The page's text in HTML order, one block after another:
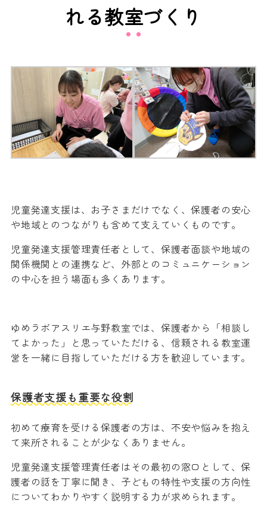
れる教室づくり
児童発達支援は、お子さまだけでなく、保護者の安心
や地域とのつながりも含めて支えていくものです。
児童発達支援管理責任者として、保護者面談や地域の
関係機関との連携など、外部とのコミュニケーション
の中心を担う場面も多くあります。
ゆめラボアスリエ与野教室では、保護者から「相談し
てよかった」と思っていただける、信頼される教室運
営を一緒に目指していただける方を歓迎しています。
保護者支援も重要な役割
初めて療育を受ける保護者の方は、不安や悩みを抱え
て来所されることが少なくありません。
児童発達支援管理責任者はその最初の窓口として、保
護者の話を丁寧に聞き、子どもの特性や支援の方向性
についてわかりやすく説明する力が求められます。